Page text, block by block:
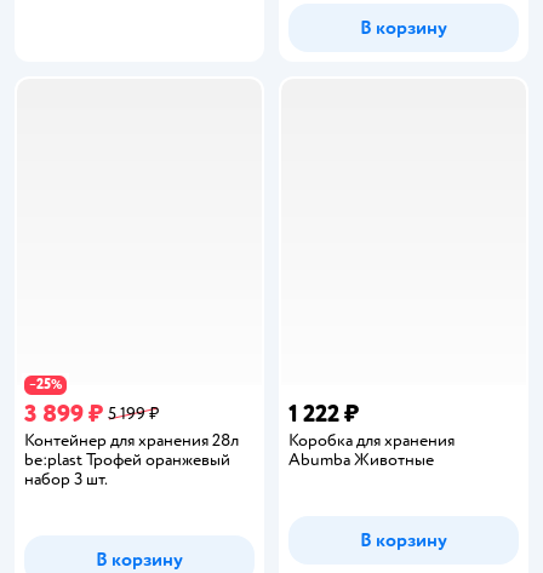
В корзину
−25%
3 899 ₽ 5 199 ₽
Контейнер для хранения 28л
be:plast Трофей оранжевый
набор 3 шт.
В корзину
1 222 ₽
Коробка для хранения
Abumba Животные
В корзину